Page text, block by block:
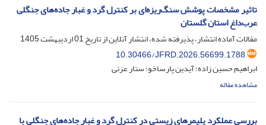
تاثیر مشخصات پوشش سنگ‌ریزه‌ای بر کنترل گرد و غبار جاده‌های جنگلی
عرب‌داغ استان گلستان
مقالات آماده انتشار، پذیرفته شده، انتشار آنلاین از تاریخ01 اردیبهشت 1405
10.30466/JFRD.2026.56699.1788
ابراهیم حسین زاده؛ آیدین پارساخو؛ ستار عزتی
مشاهده مقاله
بررسی عملکرد پلیمرهای زیستی در کنترل گرد و غبار جاده‌های جنگلی با